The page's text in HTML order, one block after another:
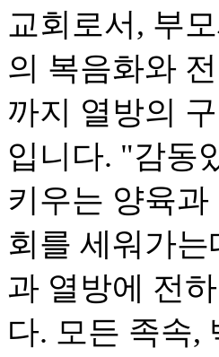
교회로서, 부
의 복음화와
까지 열방의
입니다. "감동
키우는 양육
회를 세워가
과 열방에 전
다. 모든 족속,